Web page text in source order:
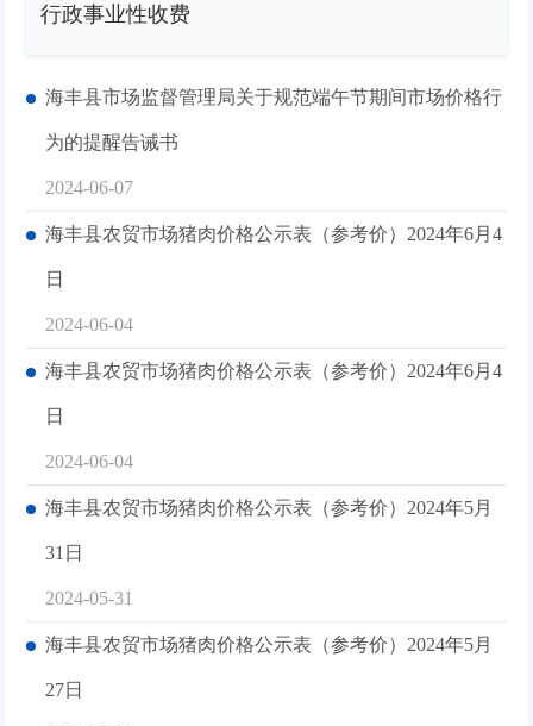
行政事业性收费
海丰县市场监督管理局关于规范端午节期间市场价格行
为的提醒告诫书
2024-06-07
海丰县农贸市场猪肉价格公示表（参考价）2024年6月4
日
2024-06-04
海丰县农贸市场猪肉价格公示表（参考价）2024年6月4
日
2024-06-04
海丰县农贸市场猪肉价格公示表（参考价）2024年5月
31日
2024-05-31
海丰县农贸市场猪肉价格公示表（参考价）2024年5月
27日